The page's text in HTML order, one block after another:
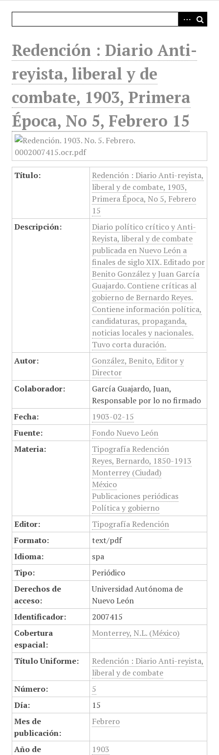
Redención : Diario Anti-
reyista, liberal y de
combate, 1903, Primera
Época, No 5, Febrero 15
Título:
Redención : Diario Anti-reyista,
liberal y de combate, 1903,
Primera Época, No 5, Febrero
15
Descripción:
Diario político crítico y Anti-
Reyista, liberal y de combate
publicada en Nuevo León a
finales de siglo XIX. Editado por
Benito González y Juan García
Guajardo. Contiene críticas al
gobierno de Bernardo Reyes.
Contiene información política,
candidaturas, propaganda,
noticias locales y nacionales.
Tuvo corta duración.
Autor:
González, Benito, Editor y
Director
Colaborador:
García Guajardo, Juan,
Responsable por lo no firmado
Fecha:
1903-02-15
Fuente:
Fondo Nuevo León
Materia:
Tipografía Redención
Reyes, Bernardo, 1850-1913
Monterrey (Ciudad)
México
Publicaciones periódicas
Política y gobierno
Editor:
Tipografía Redención
Formato:
text/pdf
Idioma:
spa
Tipo:
Periódico
Derechos de
acceso:
Universidad Autónoma de
Nuevo León
Identificador:
2007415
Cobertura
espacial:
Monterrey, N.L. (México)
Título Uniforme:
Redención : Diario Anti-reyista,
liberal y de combate
Número:
5
Día:
15
Mes de
publicación:
Febrero
Año de
1903